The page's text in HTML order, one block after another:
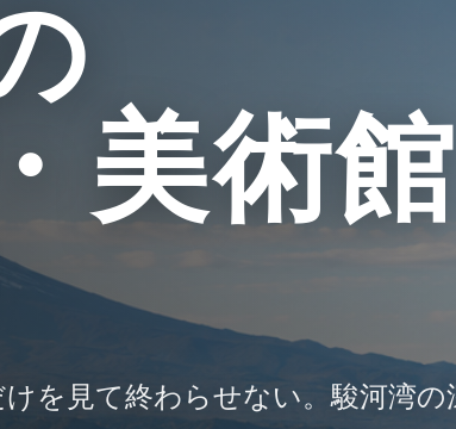
美術館
を見て終わらせない。駿河湾の